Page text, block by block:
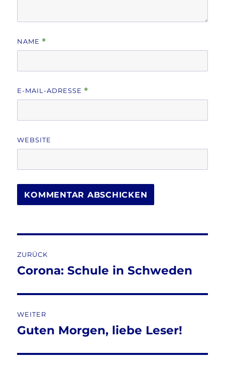
NAME *
E-MAIL-ADRESSE *
WEBSITE
ZURÜCK
Vorheriger
Corona: Schule in Schweden
WEITER
Nächster
Guten Morgen, liebe Leser!